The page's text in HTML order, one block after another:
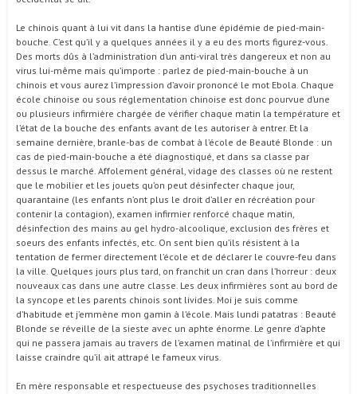
Le chinois quant à lui vit dans la hantise d’une épidémie de pied-main-
bouche. C’est qu’il y a quelques années il y a eu des morts figurez-vous.
Des morts dûs à l’administration d’un anti-viral très dangereux et non au
virus lui-même mais qu’importe : parlez de pied-main-bouche à un
chinois et vous aurez l’impression d’avoir prononcé le mot Ebola. Chaque
école chinoise ou sous réglementation chinoise est donc pourvue d’une
ou plusieurs infirmière chargée de vérifier chaque matin la température et
l’état de la bouche des enfants avant de les autoriser à entrer. Et la
semaine dernière, branle-bas de combat à l’école de Beauté Blonde : un
cas de pied-main-bouche a été diagnostiqué, et dans sa classe par
dessus le marché. Affolement général, vidage des classes où ne restent
que le mobilier et les jouets qu’on peut désinfecter chaque jour,
quarantaine (les enfants n’ont plus le droit d’aller en récréation pour
contenir la contagion), examen infirmier renforcé chaque matin,
désinfection des mains au gel hydro-alcoolique, exclusion des frères et
soeurs des enfants infectés, etc. On sent bien qu’ils résistent à la
tentation de fermer directement l’école et de déclarer le couvre-feu dans
la ville. Quelques jours plus tard, on franchit un cran dans l’horreur : deux
nouveaux cas dans une autre classe. Les deux infirmières sont au bord de
la syncope et les parents chinois sont livides. Moi je suis comme
d’habitude et j’emmène mon gamin à l’école. Mais lundi patatras : Beauté
Blonde se réveille de la sieste avec un aphte énorme. Le genre d’aphte
qui ne passera jamais au travers de l’examen matinal de l’infirmière et qui
laisse craindre qu’il ait attrapé le fameux virus.
En mère responsable et respectueuse des psychoses traditionnelles